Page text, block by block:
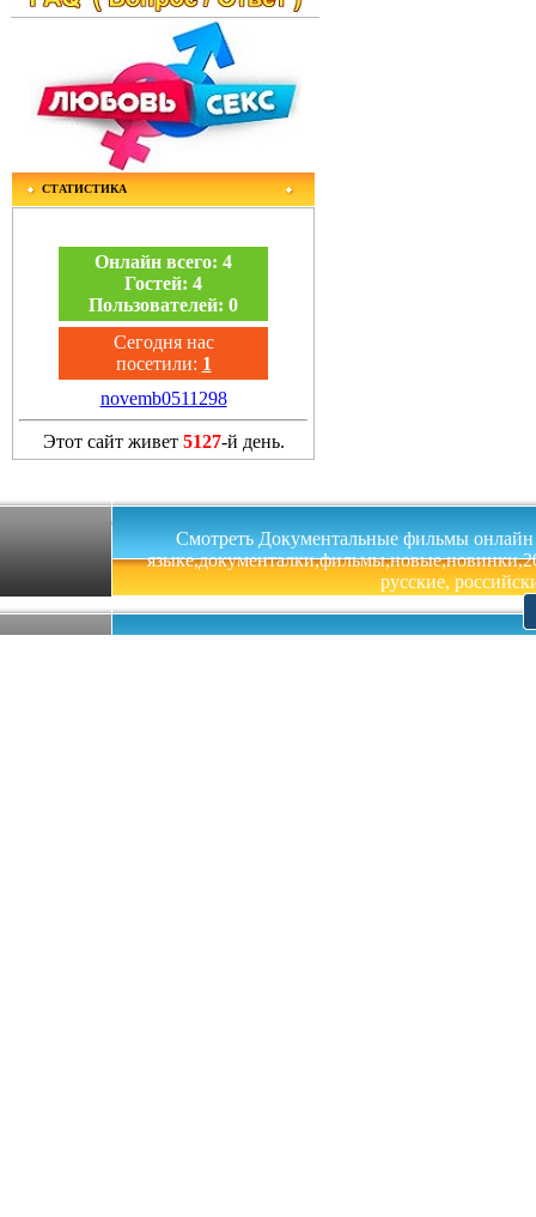
СТАТИСТИКА
Онлайн всего: 4
Гостей: 4
Пользователей: 0
Сегодня нас
посетили: 1
novemb0511298
Этот сайт живет 5127-й день.
Смотреть Документальные фильмы онлайн
русские,